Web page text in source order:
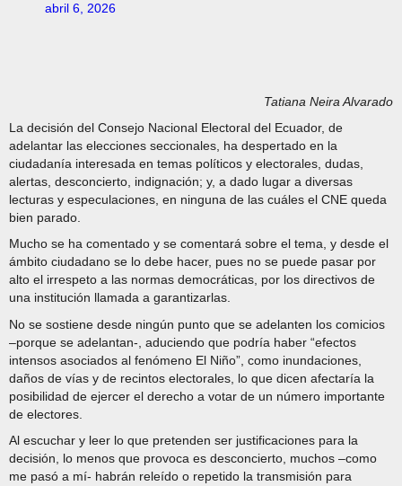
abril 6, 2026
Tatiana Neira Alvarado
La decisión del Consejo Nacional Electoral del Ecuador, de
adelantar las elecciones seccionales, ha despertado en la
ciudadanía interesada en temas políticos y electorales, dudas,
alertas, desconcierto, indignación; y, a dado lugar a diversas
lecturas y especulaciones, en ninguna de las cuáles el CNE queda
bien parado.
Mucho se ha comentado y se comentará sobre el tema, y desde el
ámbito ciudadano se lo debe hacer, pues no se puede pasar por
alto el irrespeto a las normas democráticas, por los directivos de
una institución llamada a garantizarlas.
No se sostiene desde ningún punto que se adelanten los comicios
–porque se adelantan-, aduciendo que podría haber “efectos
intensos asociados al fenómeno El Niño”, como inundaciones,
daños de vías y de recintos electorales, lo que dicen afectaría la
posibilidad de ejercer el derecho a votar de un número importante
de electores.
Al escuchar y leer lo que pretenden ser justificaciones para la
decisión, lo menos que provoca es desconcierto, muchos –como
me pasó a mí- habrán releído o repetido la transmisión para